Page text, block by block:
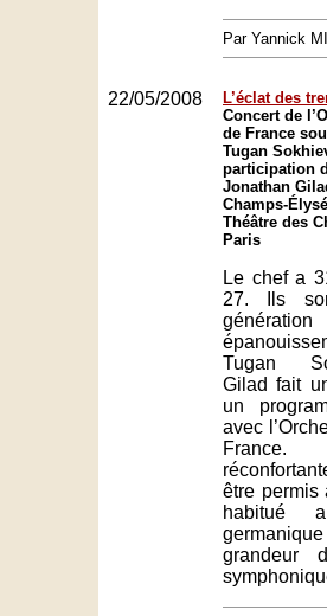
Par Yannick
22/05/2008
L’éclat des
Concert de
de France
Tugan
participation
Jonathan
Champs-
Théâtre des
Paris
Le chef a
27. Ils
Tugan
Gilad fait
un
avec
France.
être permis
habitué
grandeur